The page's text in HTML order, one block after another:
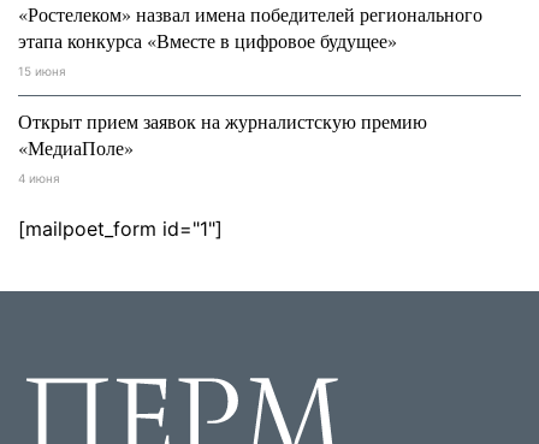
«Ростелеком» назвал имена победителей регионального
этапа конкурса «Вместе в цифровое будущее»
15 июня
Открыт прием заявок на журналистскую премию
«МедиаПоле»
4 июня
[mailpoet_form id="1"]